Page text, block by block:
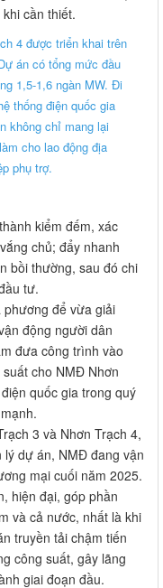
cần thiết.
4 được triển khai trên
án có tổng mức đầu
1,5-1,6 ngàn MW. Đi
thống điện quốc gia
không chỉ mang lại
cho lao động địa
phụ trợ.
kiểm đếm, xác
chủ; đẩy nhanh
bồi thường, sau đó chi
tư.
phương để vừa giải
động người dân
đưa công trình vào
cho NMĐ Nhơn
quốc gia trong quý
3 và Nhơn Trạch 4,
lý dự án, NMĐ đang vận
mại cuối năm 2025.
hiện đại, góp phần
và cả nước, nhất là khi
truyền tải chậm tiến
công suất, gây lãng
giai đoạn đầu.